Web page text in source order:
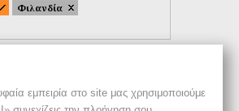
εμπειρία στο site μας χρησιμοποιούμε
Φιλανδία